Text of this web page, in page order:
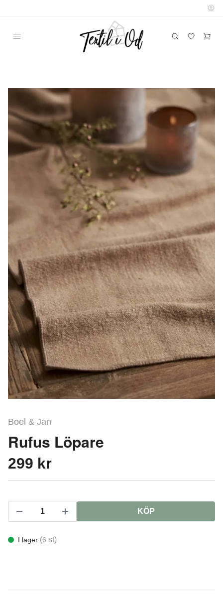
Boel & Jan
Rufus Löpare
299 kr
KÖP
I lager (6 st)